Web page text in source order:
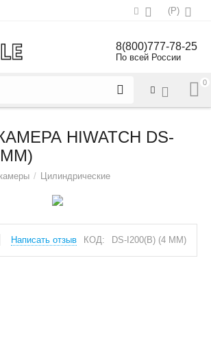
(Р)
8(800)777-78-25
По всей России
0
HIWATCH DS-
/ Цилиндрические
Написать отзыв КОД: DS-I200(B) (4 MM)